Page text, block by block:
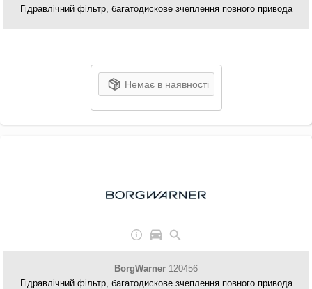
Гідравлічний фільтр, багатодискове зчеплення повного привода
Немає в наявності
BorgWarner 120456
Гідравлічний фільтр, багатодискове зчеплення повного привода